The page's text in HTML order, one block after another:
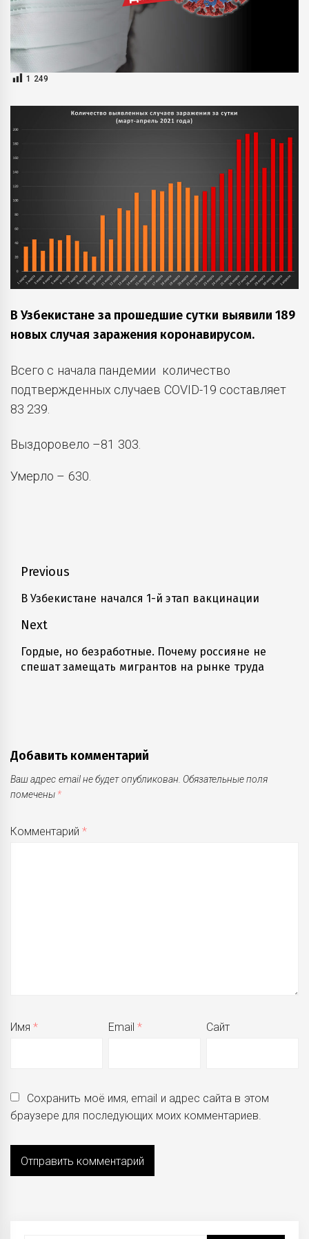
1 249
В Узбекистане за прошедшие сутки выявили 189
новых случая заражения коронавирусом.
Всего с начала пандемии количество
подтвержденных случаев COVID-19 составляет
83 239.
Выздоровело –81 303.
Умерло – 630.
Навигация
по
записям
Previous
Previous
В Узбекистане начался 1-й этап вакцинации
Next
Next
post:
Гордые, но безработные. Почему россияне не
спешат замещать мигрантов на рынке труда
Добавить комментарий
Ваш адрес email не будет опубликован. Обязательные поля
помечены *
Комментарий*
Имя* Email* Сайт
Сохранить моё имя, email и адрес сайта в этом
браузере для последующих моих комментариев.